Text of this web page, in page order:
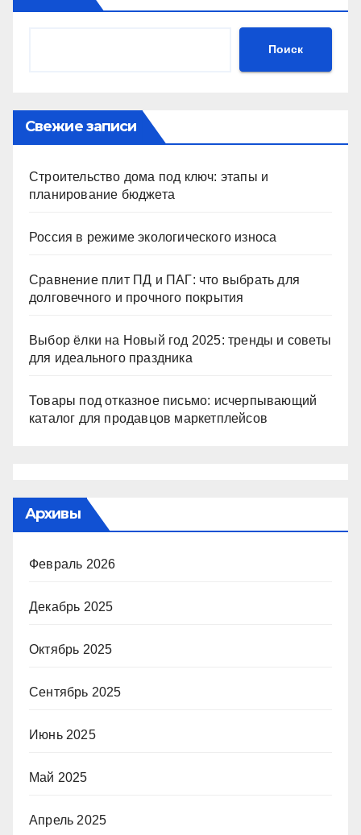
Поиск
Свежие записи
Строительство дома под ключ: этапы и
планирование бюджета
Россия в режиме экологического износа
Сравнение плит ПД и ПАГ: что выбрать для
долговечного и прочного покрытия
Выбор ёлки на Новый год 2025: тренды и советы
для идеального праздника
Товары под отказное письмо: исчерпывающий
каталог для продавцов маркетплейсов
Архивы
Февраль 2026
Декабрь 2025
Октябрь 2025
Сентябрь 2025
Июнь 2025
Май 2025
Апрель 2025